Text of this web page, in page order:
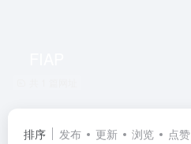
排序 发布 更新 浏览 点赞